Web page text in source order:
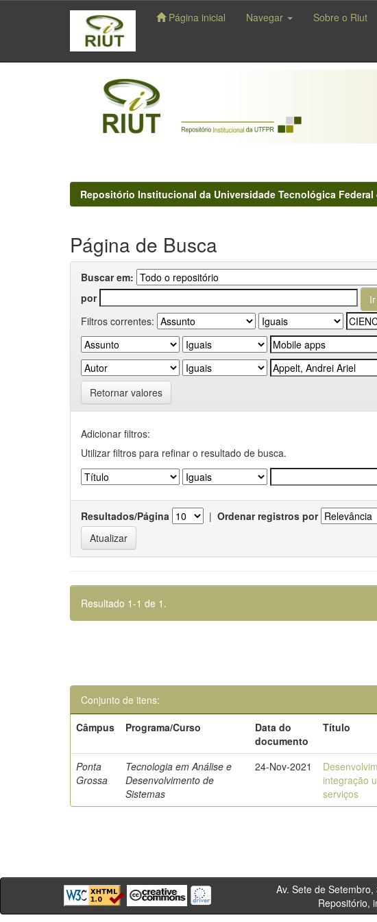
navigation
Página inicial Navegar Sobre o Riut
Repositório Institucional da Universidade Tecnológica Federal
Página de Busca
Buscar em:
por
Filtros correntes:
Retornar valores
Adicionar filtros:
Utilizar filtros para refinar o resultado de busca.
Resultados/Página | Ordenar registros por
Resultado 1-1 de 1.
Conjunto de itens:
Câmpus
Programa/Curso
Data do
documento
Título
Ponta
Grossa
Tecnologia em Análise e
Desenvolvimento de
Sistemas
24-Nov-2021
integração
serviços
Av. Sete de Setembro,
Repositório,